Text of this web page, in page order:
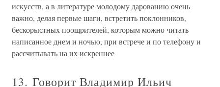
искусств, а в литературе молодому дарованию очень
важно, делая первые шаги, встретить поклонников,
бескорыстных поощрителей, которым можно читать
написанное днем и ночью, при встрече и по телефону и
рассчитывать на их искреннее
13. Говорит Владимир Ильич